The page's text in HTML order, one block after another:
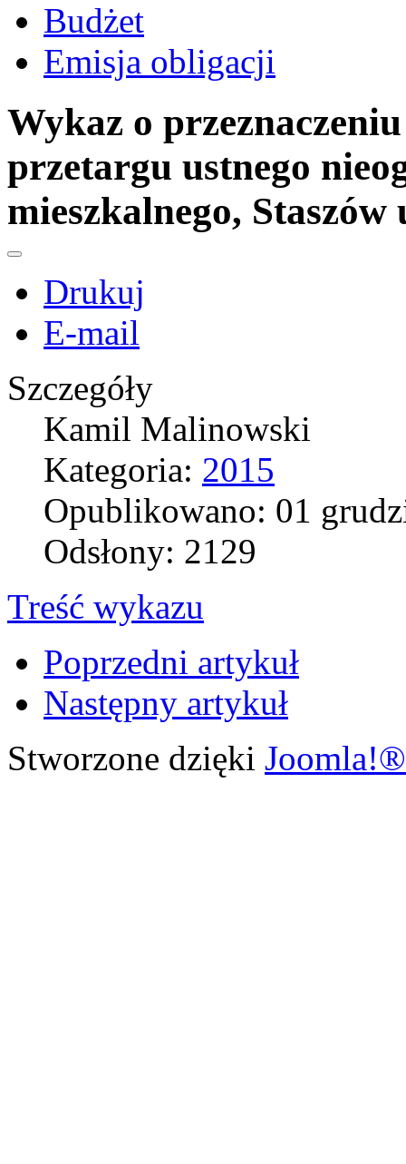
Budżet
Emisja obligacji
Wykaz o
przetargu ustnego
mieszkalnego, Staszów
Drukuj
E-mail
Szczegóły
Kamil Malinowski
Kategoria: 2015
Opublikowano: 01
Odsłony: 2129
Treść wykazu
Poprzedni artykuł
Następny artykuł
Stworzone dzięki Joomla!®